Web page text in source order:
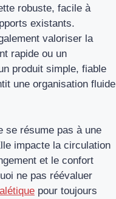
robuste, facile à
existants.
valoriser la
rapide ou un
produit simple, fiable
une organisation fluide
se résume pas à une
impacte la circulation
et le confort
ne pas réévaluer
pour toujours